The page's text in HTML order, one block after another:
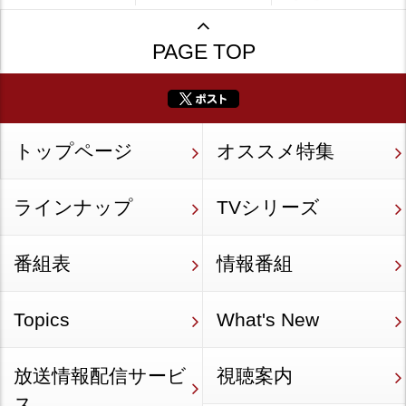
PAGE TOP
トップページ オススメ特集
ラインナップ TVシリーズ
番組表 情報番組
Topics What's New
放送情報配信サービ
視聴案内